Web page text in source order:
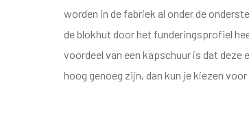
worden in de fabriek al onder de
de blokhut door het funderingsprofiel
voordeel van een kapschuur is dat
hoog genoeg zijn, dan kun je kiezen